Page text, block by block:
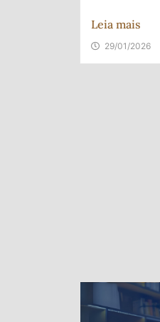
Leia mais
29/01/2026